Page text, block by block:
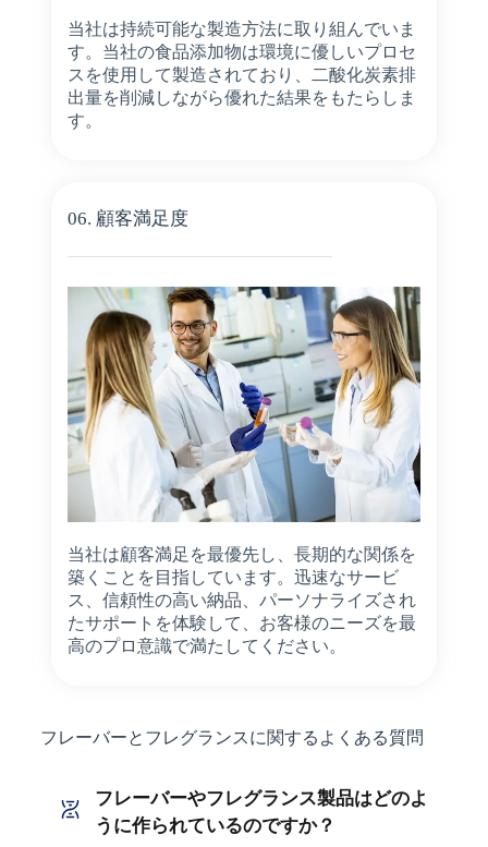
当社は持続可能な製造方法に取り組んでいま
す。当社の食品添加物は環境に優しいプロセ
スを使用して製造されており、二酸化炭素排
出量を削減しながら優れた結果をもたらしま
す。
06. 顧客満足度
当社は顧客満足を最優先し、長期的な関係を
築くことを目指しています。迅速なサービ
ス、信頼性の高い納品、パーソナライズされ
たサポートを体験して、お客様のニーズを最
高のプロ意識で満たしてください。
フレーバーとフレグランスに関するよくある質問
フレーバーやフレグランス製品はどのよ
うに作られているのですか？